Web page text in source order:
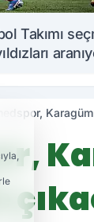
Takımı